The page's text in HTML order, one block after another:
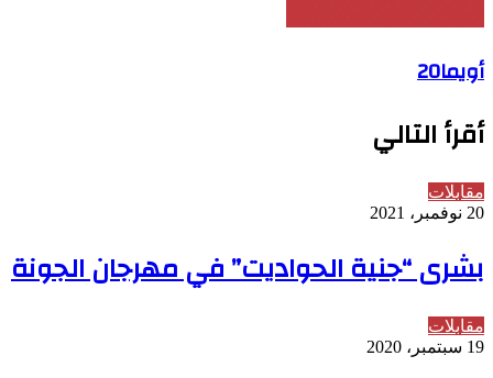
أويما20
أقرأ التالي
مقابلات
20 نوفمبر، 2021
بشرى “جنية الحواديت” في مهرجان الجونة
مقابلات
19 سبتمبر، 2020